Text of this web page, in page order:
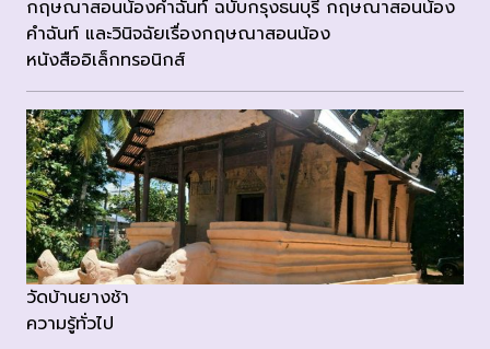
กฤษณาสอนน้องคำฉันท์ ฉบับกรุงธนบุรี กฤษณาสอนน้อง
คำฉันท์ และวินิจฉัยเรื่องกฤษณาสอนน้อง
หนังสืออิเล็กทรอนิกส์
วัดบ้านยางช้า
ความรู้ทั่วไป